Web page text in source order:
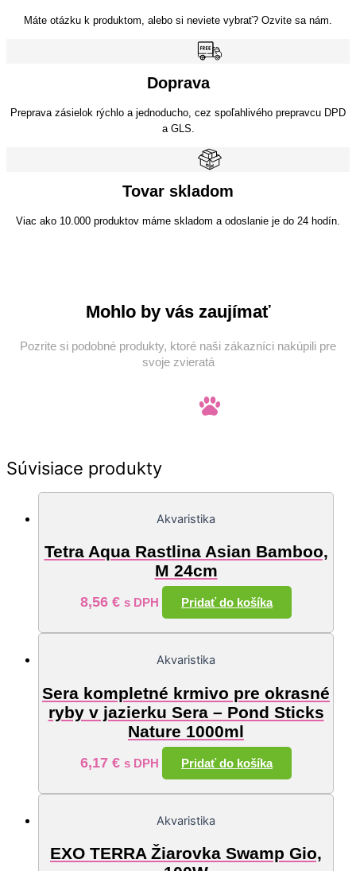
Máte otázku k produktom, alebo si neviete vybrať? Ozvite sa nám.
Doprava
Preprava zásielok rýchlo a jednoducho, cez spoľahlivého prepravcu DPD
a GLS.
Tovar skladom
Viac ako 10.000 produktov máme skladom a odoslanie je do 24 hodín.
Mohlo by vás zaujímať
Pozrite si podobné produkty, ktoré naši zákazníci nakúpili pre
svoje zvieratá
Súvisiace produkty
Akvaristika
Tetra Aqua Rastlina Asian Bamboo,
M 24cm
8,56 € s DPH Pridať do košíka
Akvaristika
Sera kompletné krmivo pre okrasné
ryby v jazierku Sera – Pond Sticks
Nature 1000ml
6,17 € s DPH Pridať do košíka
Akvaristika
EXO TERRA Žiarovka Swamp Gio,